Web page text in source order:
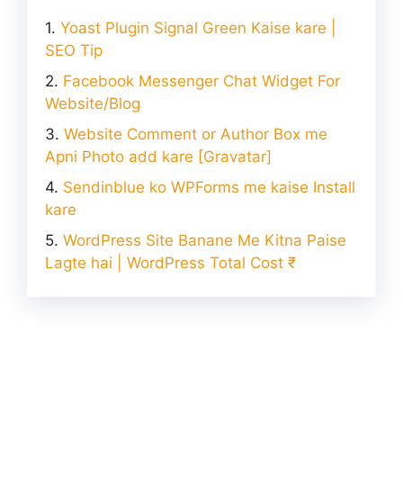
Yoast Plugin Signal Green Kaise kare |
SEO Tip
Facebook Messenger Chat Widget For
Website/Blog
Website Comment or Author Box me
Apni Photo add kare [Gravatar]
Sendinblue ko WPForms me kaise Install
kare
WordPress Site Banane Me Kitna Paise
Lagte hai | WordPress Total Cost ₹